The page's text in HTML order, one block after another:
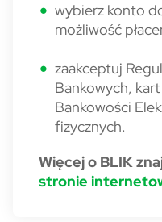
wybierz konto
możliwość
zaakceptuj
Bankowych,
Bankowości
fizycznych.
Więcej o BLIK
stronie